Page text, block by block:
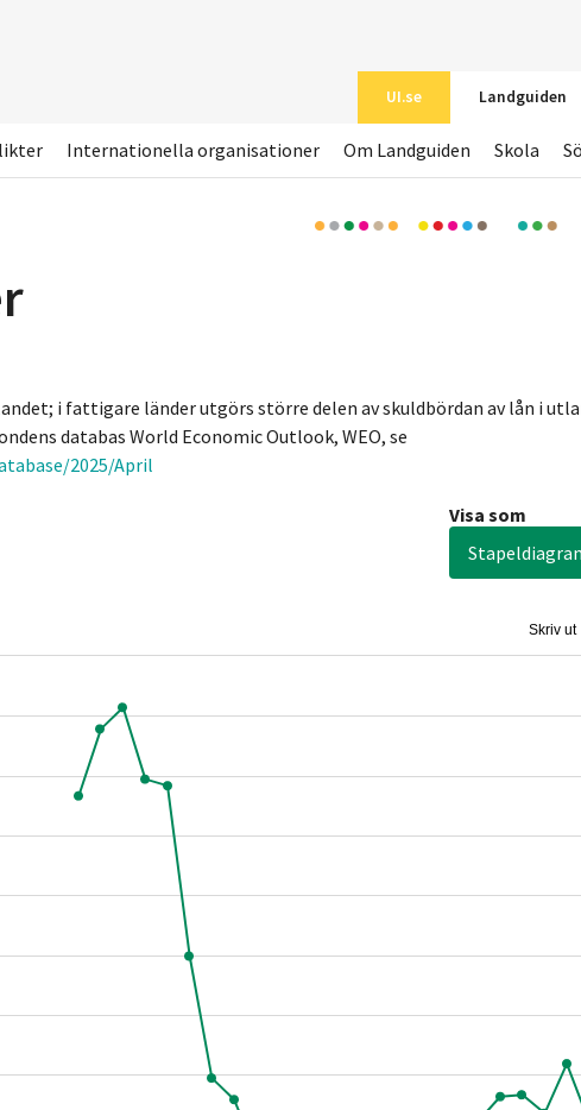
UI.se Landguiden
Internationella organisationer Om Landguiden Skola
i fattigare länder utgörs större delen av skuldbördan av lån i
databas World Economic Outlook, WEO, se
2025/April
Visa som
Skriv ut